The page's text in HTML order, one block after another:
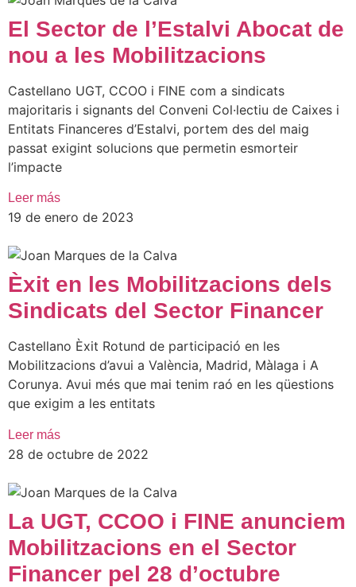
El Sector de l’Estalvi Abocat de
nou a les Mobilitzacions
Castellano UGT, CCOO i FINE com a sindicats
majoritaris i signants del Conveni Col·lectiu de Caixes i
Entitats Financeres d’Estalvi, portem des del maig
passat exigint solucions que permetin esmorteir
l’impacte
Leer más
19 de enero de 2023
Èxit en les Mobilitzacions dels
Sindicats del Sector Financer
Castellano Èxit Rotund de participació en les
Mobilitzacions d’avui a València, Madrid, Màlaga i A
Corunya. Avui més que mai tenim raó en les qüestions
que exigim a les entitats
Leer más
28 de octubre de 2022
La UGT, CCOO i FINE anunciem
Mobilitzacions en el Sector
Financer pel 28 d’octubre